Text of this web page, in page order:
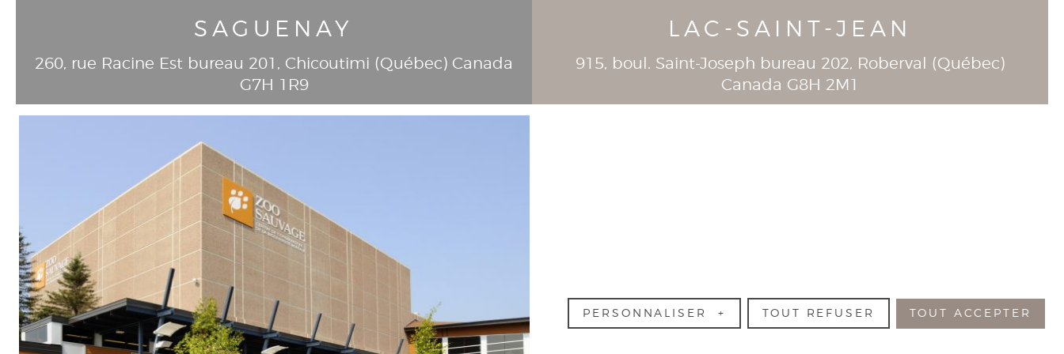
SAGUENAY
260, rue Racine Est bureau 201 , Chicoutimi (Québec ) Canada
G7H 1R9
LAC-SAINT-JEAN
915, boul. Saint-Joseph bureau 202, Roberval (Québec )
Canada G8H 2M1
PERSONNALISER + TOUT REFUSER TOUT ACCEPTER